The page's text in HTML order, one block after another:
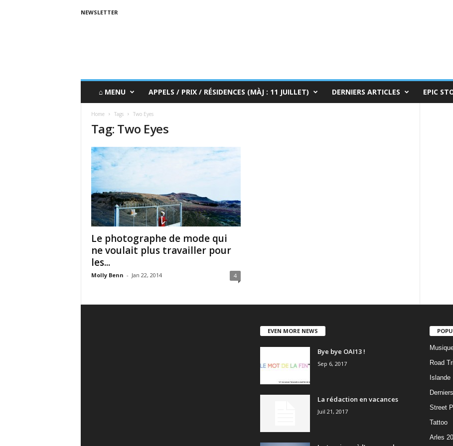
NEWSLETTER
⌂ MENU APPELS / PRIX / RÉSIDENCES (MÀJ : 11 JUILLET) DERNIERS ARTICLES EPIC
Home Tags Two Eyes
Tag: Two Eyes
Le photographe de mode qui
ne voulait plus travailler pour
les...
Molly Benn - Jan 22, 2014 4
EVEN MORE NEWS
Bye bye OAI13 !
Sep 6, 2017
La rédaction en vacances
Juil 21, 2017
Road
Islande
Street
Tattoo
Arles